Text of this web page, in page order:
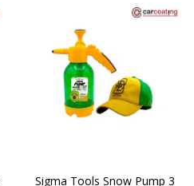
Sigma Tools Snow Pump 3